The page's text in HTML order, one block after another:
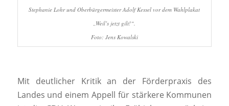
Stephanie Lohr und Oberbürgermeister Adolf Kessel vor dem Wahlplakat
„Weil’s jetzt gilt!“.
Foto: Jens Kowalski
Mit deutlicher Kritik an der Förderpraxis des
Landes und einem Appell für stärkere Kommunen